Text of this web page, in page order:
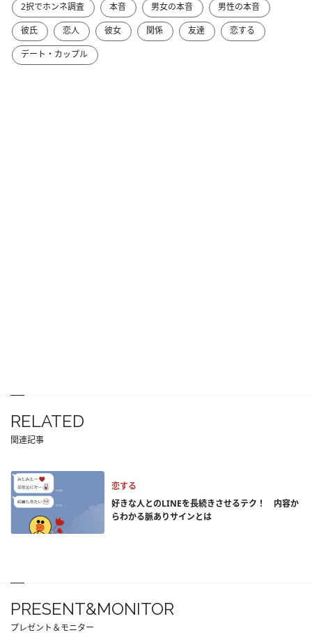
2択でホンネ調査 本音 男女の本音
男性の本音
彼氏
恋人 彼女 関係 友達
恋する
デート・カップル
RELATED
関連記事
恋する
好きな人とのLINEを長続きさせるテク！ 内容か
らわかる脈ありサインとは
PRESENT&MONITOR
プレゼント＆モニター